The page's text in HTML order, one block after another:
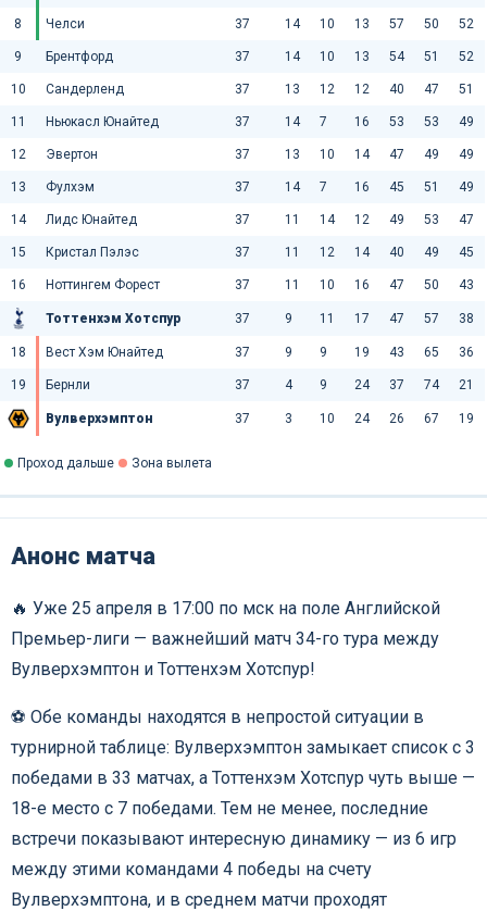
8 Челси 37 14 10 13 57 50 52
9 Брентфорд 37 14 10 13 54 51 52
10 Сандерленд 37 13 12 12 40 47 51
11 Ньюкасл Юнайтед 37 14 7 16 53 53 49
12 Эвертон 37 13 10 14 47 49 49
13 Фулхэм 37 14 7 16 45 51 49
14 Лидс Юнайтед 37 11 14 12 49 53 47
15 Кристал Пэлэс 37 11 12 14 40 49 45
16 Ноттингем Форест 37 11 10 16 47 50 43
Тоттенхэм Хотспур 37 9 11 17 47 57 38
18 Вест Хэм Юнайтед 37 9 9 19 43 65 36
19 Бернли 37 4 9 24 37 74 21
Вулверхэмптон 37 3 10 24 26 67 19
Проход дальше Зона вылета
Анонс матча
🔥 Уже 25 апреля в 17:00 по мск на поле Английской
Премьер-лиги — важнейший матч 34-го тура между
Вулверхэмптон и Тоттенхэм Хотспур!
⚽️ Обе команды находятся в непростой ситуации в
турнирной таблице: Вулверхэмптон замыкает список с 3
победами в 33 матчах, а Тоттенхэм Хотспур чуть выше —
18-е место с 7 победами. Тем не менее, последние
встречи показывают интересную динамику — из 6 игр
между этими командами 4 победы на счету
Вулверхэмптона, и в среднем матчи проходят